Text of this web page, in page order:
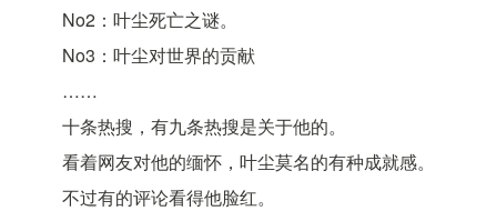
No2：叶尘死亡之谜。
No3：叶尘对世界的贡献
……
十条热搜，有九条热搜是关于他的。
看着网友对他的缅怀，叶尘莫名的有种成就感。
不过有的评论看得他脸红。